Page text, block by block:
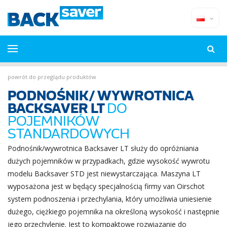
powrót do przeglądu produktów
PODNOŚNIK/ WYWROTNICA
BACKSAVER LTDO
POJEMNIKÓW
STANDARDOWYCH
Podnośnik/wywrotnica Backsaver LT służy do opróżniania
dużych pojemników w przypadkach, gdzie wysokość wywrotu
modelu Backsaver STD jest niewystarczająca. Maszyna LT
wyposażona jest w będący specjalnością firmy van Oirschot
system podnoszenia i przechylania, który umożliwia uniesienie
dużego, ciężkiego pojemnika na określoną wysokość i następnie
jego przechylenie. Jest to kompaktowe rozwiązanie do